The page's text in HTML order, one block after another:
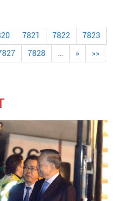
7821 7822
7823
7828 … » »»